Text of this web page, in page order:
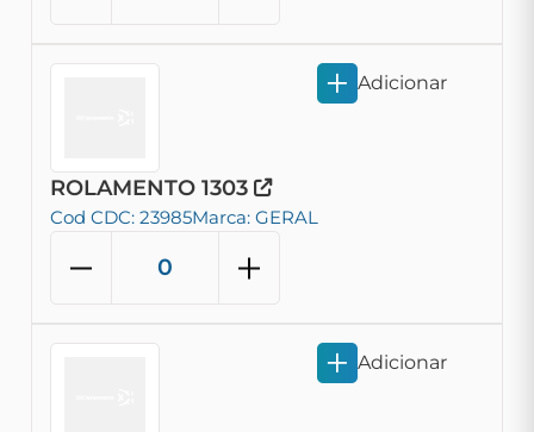
ROLAMENTO 1303
Cod CDC: 23985Marca: GERAL
Adicionar
Adicionar